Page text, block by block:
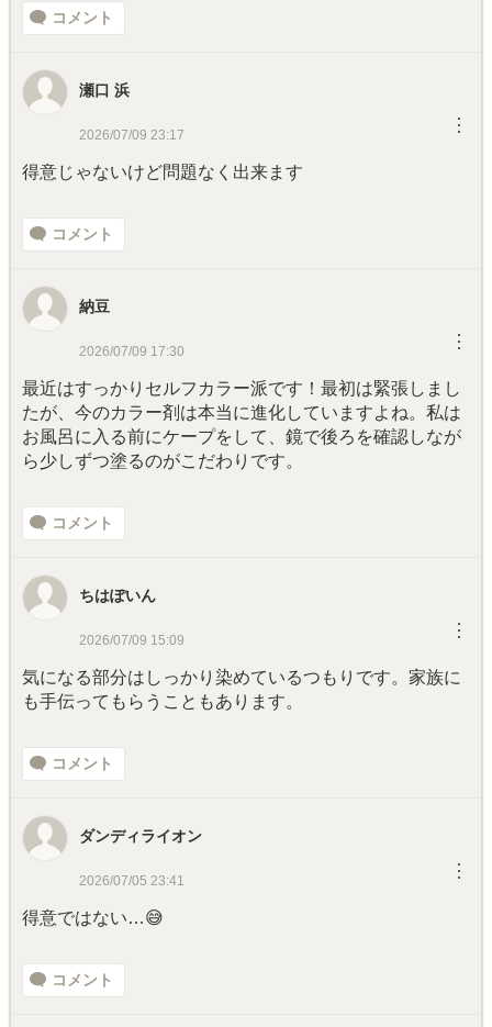
コメント
瀬口 浜
2026/07/09 23:17 ︙
得意じゃないけど問題なく出来ます
コメント
納豆
2026/07/09 17:30 ︙
最近はすっかりセルフカラー派です！最初は緊張しまし
たが、今のカラー剤は本当に進化していますよね。私は
お風呂に入る前にケープをして、鏡で後ろを確認しなが
ら少しずつ塗るのがこだわりです。
コメント
ちはぽいん
2026/07/09 15:09 ︙
気になる部分はしっかり染めているつもりです。家族に
も手伝ってもらうこともあります。
コメント
ダンディライオン
2026/07/05 23:41 ︙
得意ではない…😅
コメント